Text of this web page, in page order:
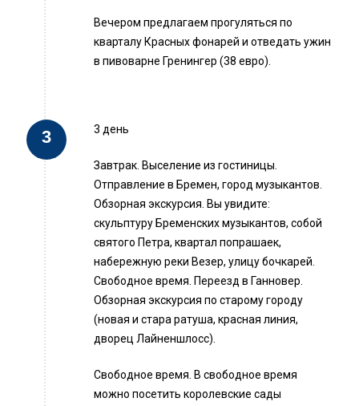
Вечером предлагаем прогуляться по
кварталу Красных фонарей и отведать ужин
в пивоварне Гренингер (38 евро).
3 день
Завтрак. Выселение из гостиницы.
Отправление в Бремен, город музыкантов.
Обзорная экскурсия. Вы увидите:
скульптуру Бременских музыкантов, собой
святого Петра, квартал попрашаек,
набережную реки Везер, улицу бочкарей.
Свободное время. Переезд в Ганновер.
Обзорная экскурсия по старому городу
(новая и стара ратуша, красная линия,
дворец Лайненшлосс).
Свободное время. В свободное время
можно посетить королевские сады